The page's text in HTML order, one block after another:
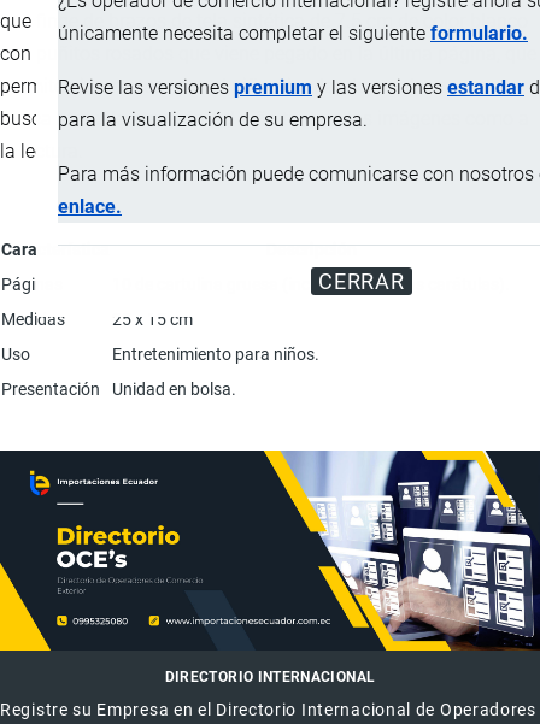
únicamente necesita completar el siguiente formulario.
Revise las versiones premium y las versiones estandar
para la visualización de su empresa.
Para más información puede comunicarse con nosotros
enlace.
CERRAR
que finge de brazos de tela sintética de 7.5 cm de color blanco
con puñitos rosados que viene pegado en la última página, que
permiten interactuar con el niño, simulando un abrazo, esto
busca atraer la atención del niño tanto a las imágenes como a
la lectura.
Característica
Descripción
Páginas
10 de cartulina gruesa (incluyendo ambas carátulas).
Medidas
25 x 15 cm
Uso
Entretenimiento para niños.
Presentación
Unidad en bolsa.
DIRECTORIO INTERNACIONAL
Registre su Empresa en el Directorio Internacional de Operadores